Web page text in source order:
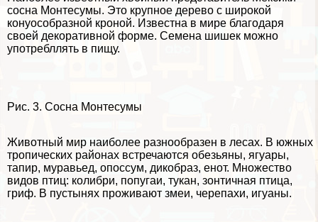
сосна Монтесумы. Это крупное дерево с широкой
конуособразной кроной. Известна в мире благодаря
своей декоративной форме. Семена шишек можно
употрeбллять в пищу.
Рис. 3. Сосна Монтесумы
Животный мир наиболее разнообразен в лесах. В южных
тропических районах встречаются обезьяны, ягуары,
тапир, муравьед, опоссум, дикобраз, енот. Множество
видов птиц: колибри, попугаи, тукан, зонтичная птица,
гриф. В пустынях проживают змеи, черепахи, игуаны.